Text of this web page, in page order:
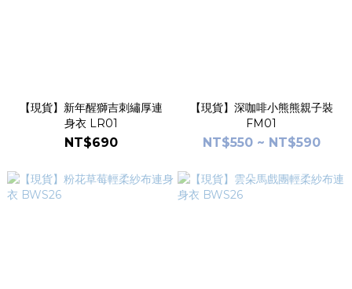
【現貨】新年醒獅吉刺繡厚連
身衣 LR01
NT$690
【現貨】深咖啡小熊熊親子裝
FM01
NT$550 ~ NT$590